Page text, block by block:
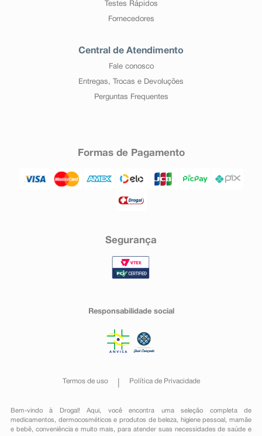
Testes Rápidos
Fornecedores
Central de Atendimento
Fale conosco
Entregas, Trocas e Devoluções
Perguntas Frequentes
Formas de Pagamento
Segurança
Responsabilidade social
Termos de uso Política de Privacidade
Bem-vindo à Drogal! Aqui, você encontra uma seleção completa de
medicamentos , dermocosméticos e produtos de beleza, higiene pessoal ,mamãe
e bebê, conveniênciae muito mais, para atender suas necessidades de saúde e